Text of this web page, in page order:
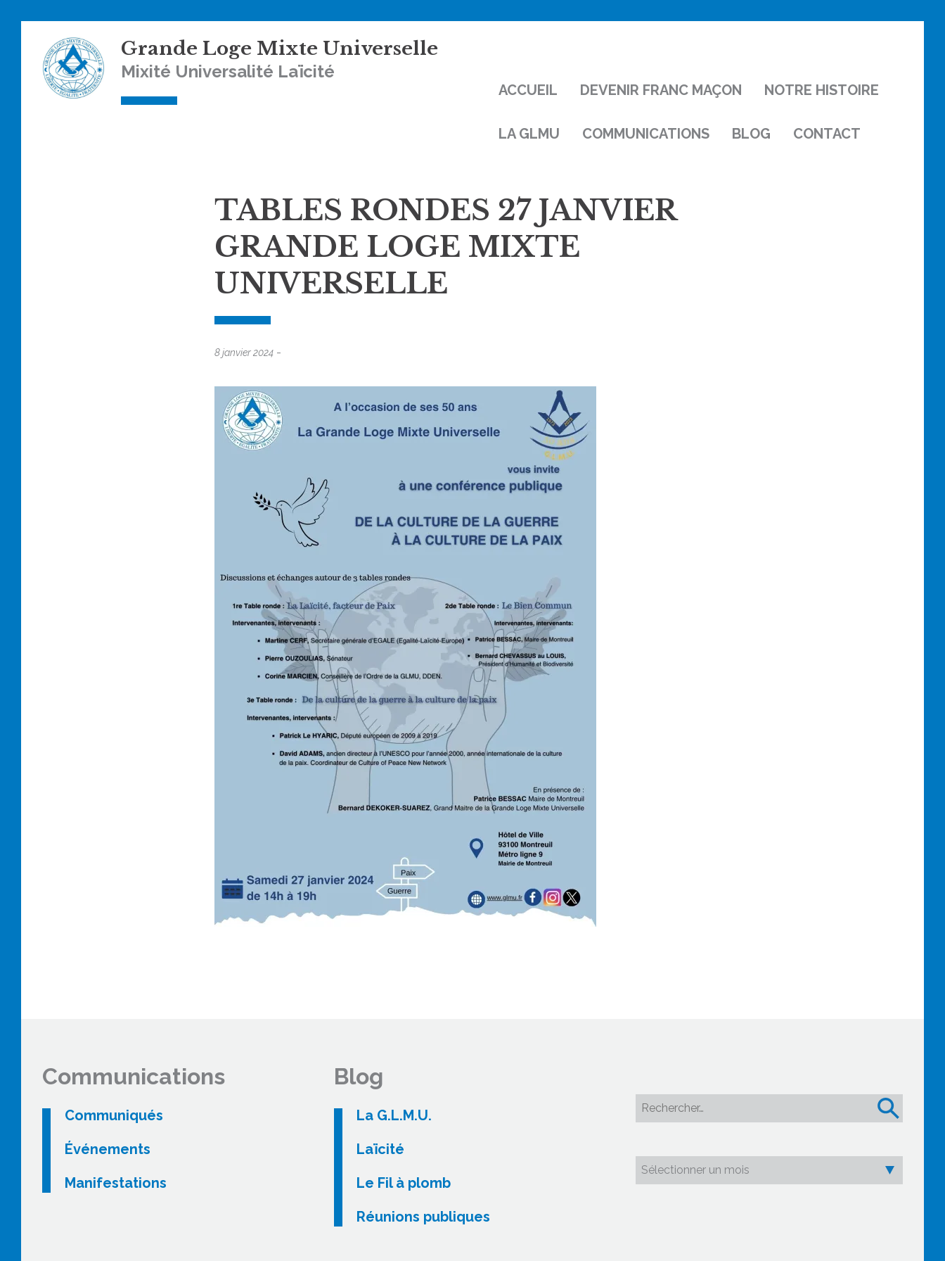
content
Grande Loge Mixte Universelle
Mixité Universalité Laïcité
ACCUEIL DEVENIR FRANC MAÇON NOTRE HISTOIRE
LA GLMU COMMUNICATIONS BLOG CONTACT
TABLES RONDES 27 JANVIER
GRANDE LOGE MIXTE
UNIVERSELLE
8 janvier 2024 -
Communications
Communiqués
Événements
Manifestations
Blog
La G.L.M.U.
Laïcité
Le Fil à plomb
Réunions publiques
Rechercher :